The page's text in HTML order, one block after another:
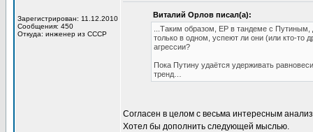
Зарегистрирован: 11.12.2010
Сообщения: 450
Откуда: инженер из СССР
Виталий Орлов писал(а):
...Таким образом, ЕР в тандеме с Путиным,
только в одном, успеют ли они (или кто-то
агрессии?
Пока Путину удаётся удерживать
тренд…
Согласен в целом с весьма интересным
Хотел бы дополнить следующей мыслью.